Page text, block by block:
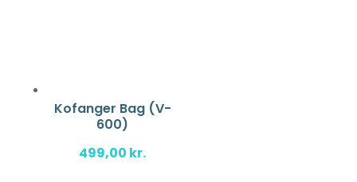
Kofanger Bag (V-
600)
499,00 kr.